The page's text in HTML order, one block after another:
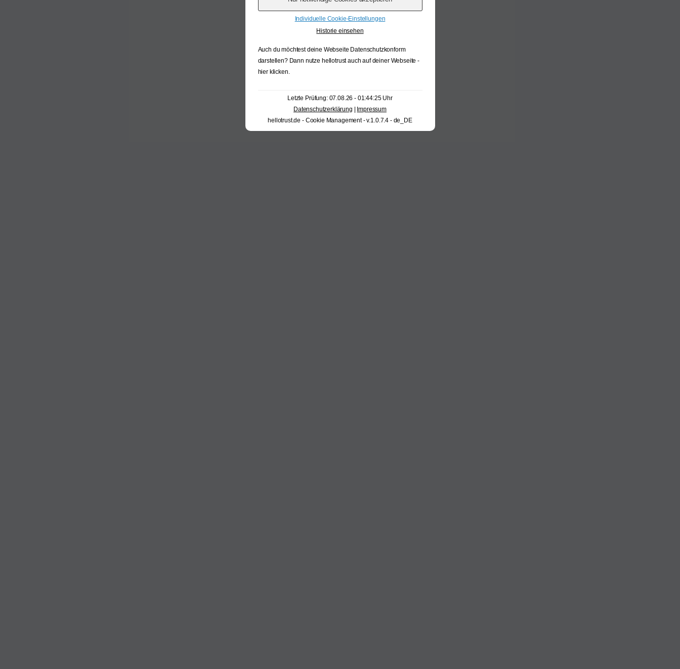
Individuelle Cookie-Einstellungen
Historie einsehen
Auch du möchtest deine Webseite Datenschutzkonform
darstellen? Dann nutze hellotrust auch auf deiner Webseite -
hier klicken.
Letzte Prüfung: 07.08.26 - 01:44:25 Uhr
Datenschutzerklärung
Impressum
hellotrust.de - Cookie Management - v.1.0.7.4 - de_DE